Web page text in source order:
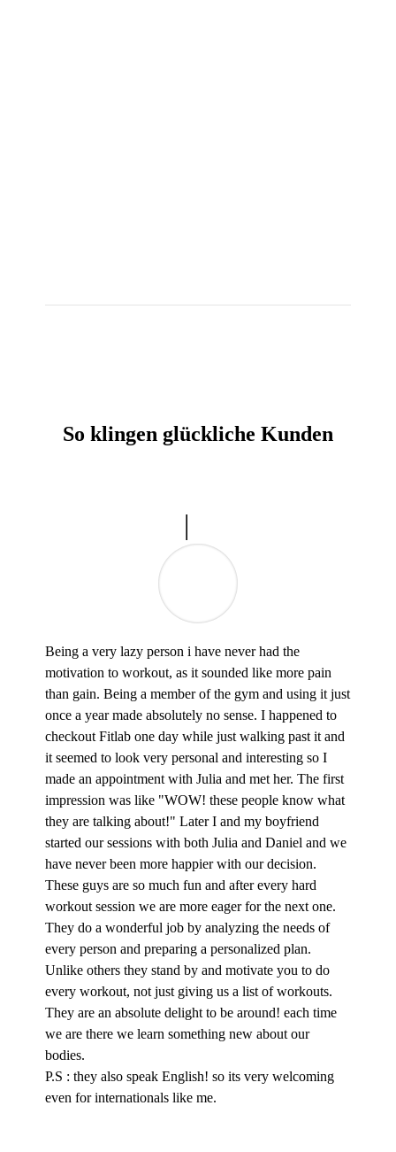
So klingen glückliche Kunden
Being a very lazy person i have never had the
motivation to workout, as it sounded like more pain
than gain. Being a member of the gym and using it just
once a year made absolutely no sense. I happened to
checkout Fitlab one day while just walking past it and
it seemed to look very personal and interesting so I
made an appointment with Julia and met her. The first
impression was like "WOW! these people know what
they are talking about!" Later I and my boyfriend
started our sessions with both Julia and Daniel and we
have never been more happier with our decision.
These guys are so much fun and after every hard
workout session we are more eager for the next one.
They do a wonderful job by analyzing the needs of
every person and preparing a personalized plan.
Unlike others they stand by and motivate you to do
every workout, not just giving us a list of workouts.
They are an absolute delight to be around! each time
we are there we learn something new about our
bodies.
P.S : they also speak English! so its very welcoming
even for internationals like me.